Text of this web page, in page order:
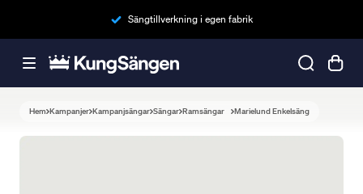
Sängtillverkning i egen fabrik
Hem Kampanjer Kampanjsängar Sängar Ramsängar Marielund Enkelsäng